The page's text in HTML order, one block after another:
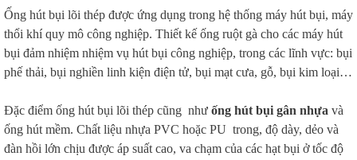
Ống hút bụi lõi thép được ứng dụng trong hệ thống máy hút bụi, máy
thổi khí quy mô công nghiệp. Thiết kế ống ruột gà cho các máy hút
bụi đảm nhiệm nhiệm vụ hút bụi công nghiệp, trong các lĩnh vực: bụi
phế thải, bụi nghiền linh kiện điện tử, bụi mạt cưa, gỗ, bụi kim loại…
Đặc điểm ống hút bụi lõi thép cũng như ống hút bụi gân nhựa và
ống hút mềm. Chất liệu nhựa PVC hoặc PU trong, độ dày, dẻo và
đàn hồi lớn chịu được áp suất cao, va chạm của các hạt bụi ở tốc độ